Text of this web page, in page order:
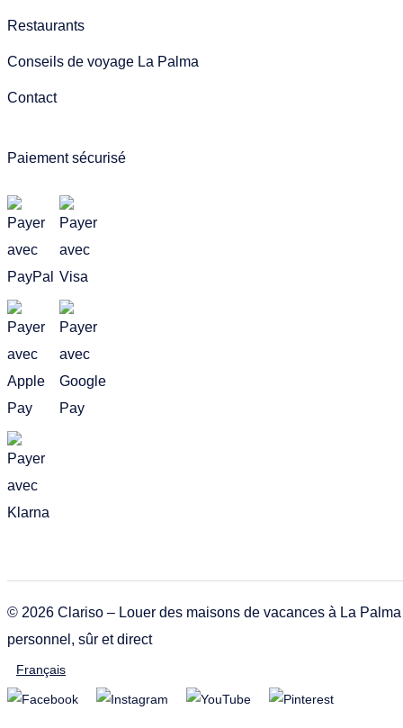
Restaurants
Conseils de voyage La Palma
Contact
Paiement sécurisé
© 2026 Clariso – Louer des maisons de vacances à La Palma
personnel, sûr et direct
Français